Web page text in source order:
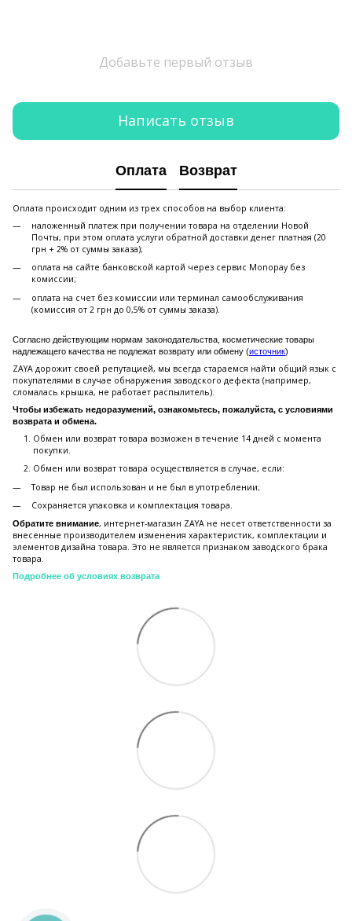
Добавьте первый отзыв
Написать отзыв
Оплата Возврат
Оплата происходит одним из трех способов на выбор клиента:
наложенный платеж при получении товара на отделении Новой
Почты, при этом оплата услуги обратной доставки денег платная (20
грн + 2% от суммы заказа);
оплата на сайте банковской картой через сервис Monopay без
комиссии;
оплата на счет без комиссии или терминал самообслуживания
(комиссия от 2 грн до 0,5% от суммы заказа).
Согласно действующим нормам законодательства, косметические товары
надлежащего качества не подлежат возврату или обмену (источник)
ZAYA дорожит своей репутацией, мы всегда стараемся найти общий язык с
покупателями в случае обнаружения заводского дефекта (например,
сломалась крышка, не работает распылитель).
Чтобы избежать недоразумений, ознакомьтесь, пожалуйста, с условиями
возврата и обмена.
Обмен или возврат товара возможен в течение 14 дней с момента
покупки.
Обмен или возврат товара осуществляется в случае, если:
Товар не был использован и не был в употреблении;
Сохраняется упаковка и комплектация товара.
Обратите внимание, интернет-магазин ZAYA не несет ответственности за
внесенные производителем изменения характеристик, комплектации и
элементов дизайна товара. Это не является признаком заводского брака
товара.
Подробнее об условиях возврата